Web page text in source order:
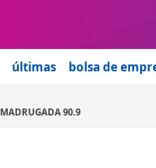
últimas bolsa de
MADRUGADA 90.9